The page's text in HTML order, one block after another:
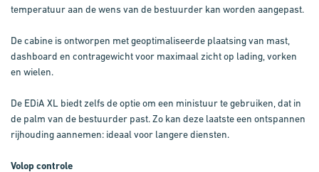
temperatuur aan de wens van de bestuurder kan worden aangepast.
De cabine is ontworpen met geoptimaliseerde plaatsing van mast,
dashboard en contragewicht voor maximaal zicht op lading, vorken
en wielen.
De EDiA XL biedt zelfs de optie om een ministuur te gebruiken, dat in
de palm van de bestuurder past. Zo kan deze laatste een ontspannen
rijhouding aannemen: ideaal voor langere diensten.
Volop controle